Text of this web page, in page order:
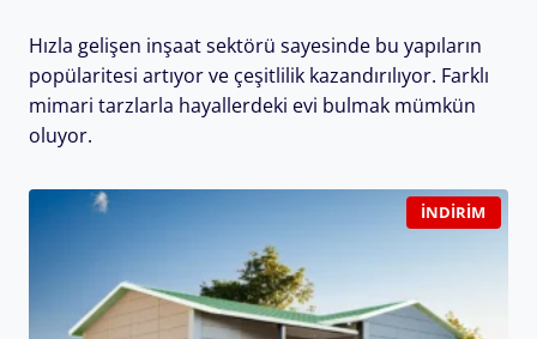
Hızla gelişen inşaat sektörü sayesinde bu yapıların
popülaritesi artıyor ve çeşitlilik kazandırılıyor. Farklı
mimari tarzlarla hayallerdeki evi bulmak mümkün
oluyor.
İNDIRIM